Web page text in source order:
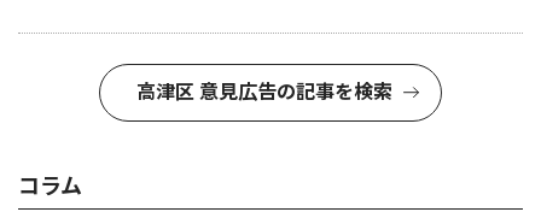
高津区 意見広告の記事を検索
コラム